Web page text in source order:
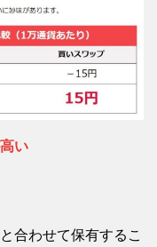
い
合わせて保有するこ